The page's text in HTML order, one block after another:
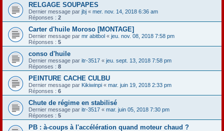
RELGAGE SOUPAPES
Dernier message par jbj « mer. nov. 14, 2018 6:36 am
Réponses : 2
Carter d'huile Moroso [MONTAGE]
Dernier message par mr abitbol « jeu. nov. 08, 2018 7:58 pm
Réponses : 5
conso d'huile
Dernier message par itr-3517 « jeu. sept. 13, 2018 7:58 pm
Réponses : 8
PEINTURE CACHE CULBU
Dernier message par Kikiwinpi « mar. juin 19, 2018 2:33 pm
Réponses : 6
Chute de régime en stabilisé
Dernier message par itr-3517 « mar. juin 05, 2018 7:30 pm
Réponses : 5
PB : à-coups à l'accélération quand moteur chaud ?